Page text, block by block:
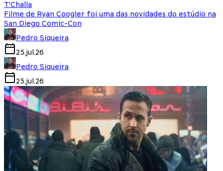
T'Challa
Filme de Ryan Coogler foi uma das novidades do estúdio na
San Diego Comic-Con
Pedro Siqueira
25.jul.26
Pedro Siqueira
25.jul.26